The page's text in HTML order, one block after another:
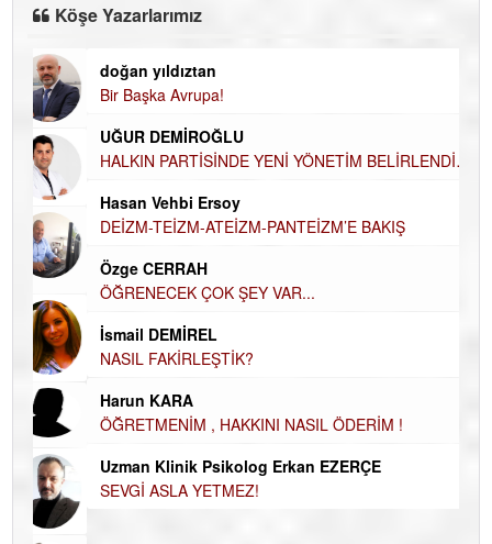
Köşe Yazarlarımız
doğan yıldıztan
Bir Başka Avrupa!
UĞUR DEMİROĞLU
HALKIN PARTİSİNDE YENİ YÖNETİM BELİRLENDİ…
Hasan Vehbi Ersoy
DEİZM-TEİZM-ATEİZM-PANTEİZM’E BAKIŞ
Özge CERRAH
ÖĞRENECEK ÇOK ŞEY VAR...
İsmail DEMİREL
NASIL FAKİRLEŞTİK?
Harun KARA
Uzman Klinik Psikolog Erkan EZERÇE
SEVGİ ASLA YETMEZ!